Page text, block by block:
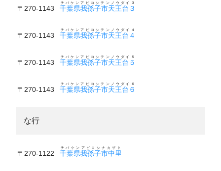
〒270-1143 千葉県我孫子市天王台３
チバケンアビコシテンノウダイ３
〒270-1143 千葉県我孫子市天王台４
チバケンアビコシテンノウダイ４
〒270-1143 千葉県我孫子市天王台５
チバケンアビコシテンノウダイ５
〒270-1143 千葉県我孫子市天王台６
チバケンアビコシテンノウダイ６
な行
〒270-1122 千葉県我孫子市中里
チバケンアビコシナカザト